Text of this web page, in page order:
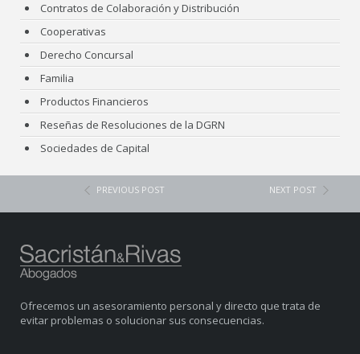
Contratos de Colaboración y Distribución
Cooperativas
Derecho Concursal
Familia
Productos Financieros
Reseñas de Resoluciones de la DGRN
Sociedades de Capital
PREVIOUS POST NEXT POST
Ofrecemos un asesoramiento personal y directo que trata de
evitar problemas o solucionar sus consecuencias.